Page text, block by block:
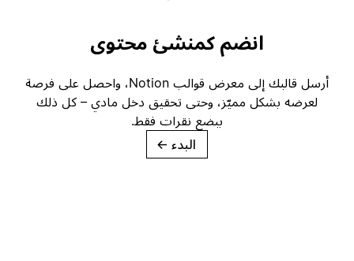
انضم كمنشئ محتوى
أرسل قالبك إلى معرض قوالب Notion، واحصل على فرصة
لعرضه بشكل مميّز، وحتى تحقيق دخل مادي – كل ذلك
ببضع نقرات فقط.
→